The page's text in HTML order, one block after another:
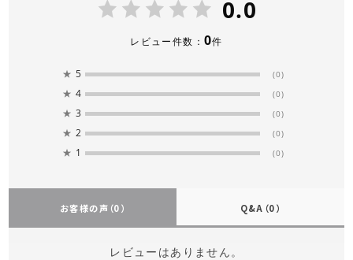
0.0
レビュー件数： 0件
★ 5 (0)
★ 4 (0)
★ 3 (0)
★ 2 (0)
★ 1 (0)
お客様の声 （0） Q&A （0）
レビューはありません。